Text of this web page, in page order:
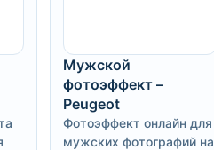
Мужской
фотоэффект –
Peugeot
Фотоэффект онлайн для
мужских фотографий на